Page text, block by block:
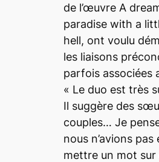
de l’œuvre A
paradise with a
hell, ont voulu
les liaisons
parfois associées
« Le duo est très
Il suggère des
couples… Je
nous n’avions pas
mettre un mot